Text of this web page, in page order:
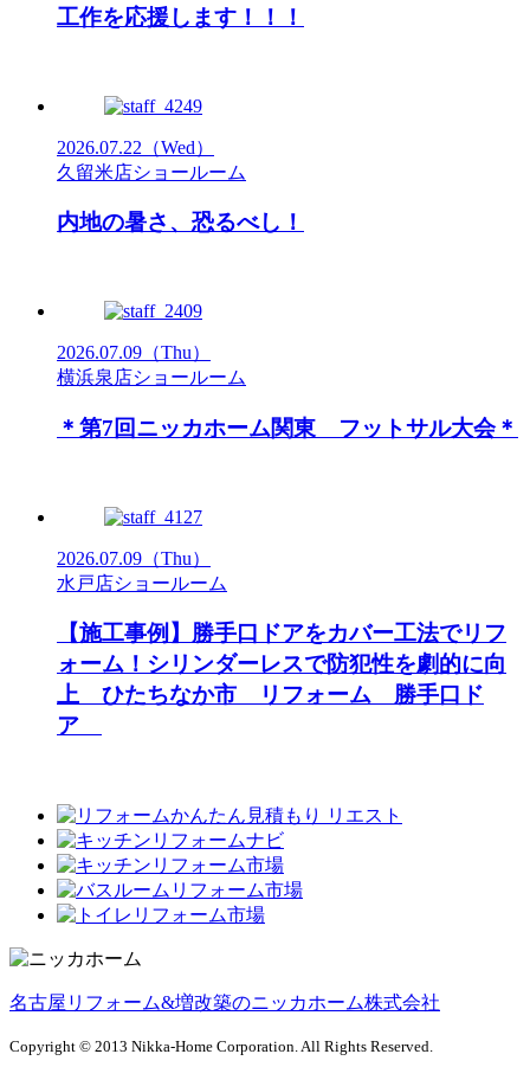
工作を応援します！！！
2026.07.22 （Wed）
久留米店ショールーム
内地の暑さ、恐るべし！
2026.07.09 （Thu）
横浜泉店ショールーム
＊第7回ニッカホーム関東 フットサル大会＊
2026.07.09 （Thu）
水戸店ショールーム
【施工事例】勝手口ドアをカバー工法でリフ
ォーム！シリンダーレスで防犯性を劇的に向
上 ひたちなか市 リフォーム 勝手口ド
ア
名古屋リフォーム&増改築のニッカホーム株式会社
Copyright © 2013 Nikka-Home Corporation. All Rights Reserved.